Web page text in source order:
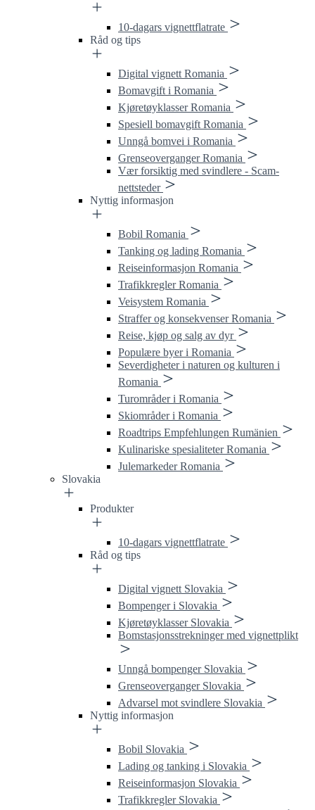
10-dagars vignettflatrate
Råd og tips
Digital vignett Romania
Bomavgift i Romania
Kjøretøyklasser Romania
Spesiell bomavgift Romania
Unngå bomvei i Romania
Grenseoverganger Romania
Vær forsiktig med svindlere - Scam-
nettsteder
Nyttig informasjon
Bobil Romania
Tanking og lading Romania
Reiseinformasjon Romania
Trafikkregler Romania
Veisystem Romania
Straffer og konsekvenser Romania
Reise, kjøp og salg av dyr
Populære byer i Romania
Severdigheter i naturen og kulturen i
Romania
Turområder i Romania
Skiområder i Romania
Roadtrips Empfehlungen Rumänien
Kulinariske spesialiteter Romania
Julemarkeder Romania
Slovakia
Produkter
10-dagars vignettflatrate
Råd og tips
Digital vignett Slovakia
Bompenger i Slovakia
Kjøretøyklasser Slovakia
Bomstasjonsstrekninger med vignettplikt
Unngå bompenger Slovakia
Grenseoverganger Slovakia
Advarsel mot svindlere Slovakia
Nyttig informasjon
Bobil Slovakia
Lading og tanking i Slovakia
Reiseinformasjon Slovakia
Trafikkregler Slovakia